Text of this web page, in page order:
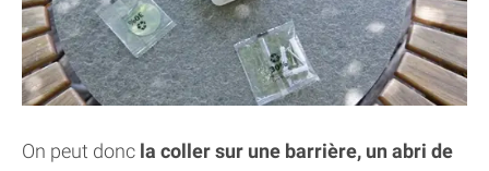
On peut donc la coller sur une barrière, un abri de